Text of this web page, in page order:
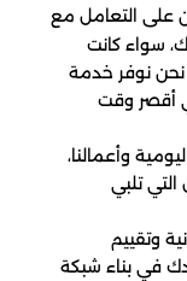
على التعامل مع
سواء كانت
نحن نوفر خدمة
أقصر وقت
وأعمالنا،
تلبي
وتقييم
في بناء شبكة